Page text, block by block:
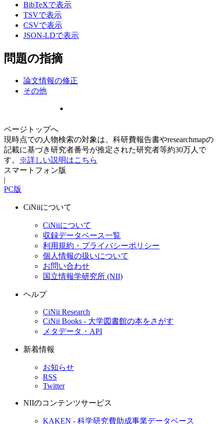
BibTeXで表示
TSVで表示
CSVで表示
JSON-LDで表示
問題の指摘
論文情報の修正
その他
ページトップへ
現時点での人物検索の対象は、科研費報告書やresearchmapの
記載に基づき研究者番号が推定された研究者等約30万人で
す。
※詳しい説明はこちら
スマートフォン版
|
PC版
CiNiiについて
CiNiiについて
収録データベース一覧
利用規約・プライバシーポリシー
個人情報の扱いについて
お問い合わせ
国立情報学研究所 (NII)
ヘルプ
CiNii Research
CiNii Books - 大学図書館の本をさがす
メタデータ・API
新着情報
お知らせ
RSS
Twitter
NIIのコンテンツサービス
KAKEN - 科学研究費助成事業データベース